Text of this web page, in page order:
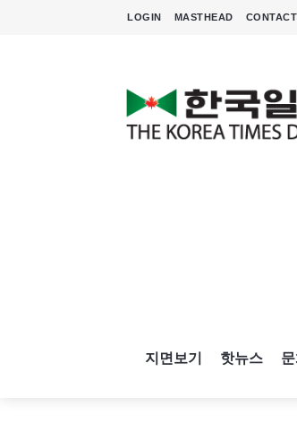
LOGIN MASTHEAD CONTACT
지면보기 핫뉴스